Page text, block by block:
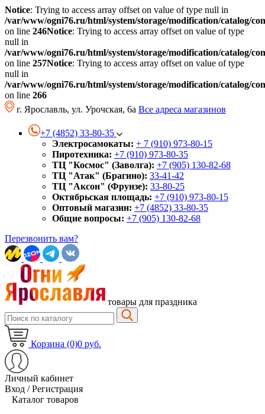
Notice: Trying to access array offset on value of type null in
/var/www/ogni76.ru/html/system/storage/modification/catalog/
on line 246Notice: Trying to access array offset on value of type
null in
/var/www/ogni76.ru/html/system/storage/modification/catalog/
on line 257Notice: Trying to access array offset on value of type
null in
/var/www/ogni76.ru/html/system/storage/modification/catalog/
on line 266
г. Ярославль, ул. Урочская, 6а Все адреса магазинов
+7 (4852) 33-80-35
Электросамокаты: + 7 (910) 973-80-15
Пиротехника: +7 (910) 973-80-35
ТЦ "Космос" (Заволга): +7 (905) 130-82-68
ТЦ "Атак" (Брагино): 33-41-42
ТЦ "Аксон" (Фрунзе): 33-80-25
Октябрьская площадь: +7 (910) 973-80-15
Оптовый магазин: +7 (4852) 33-80-35
Общие вопросы: +7 (905) 130-82-68
Перезвонить вам?
товары для праздника
Корзина (0)0 руб.
Личный кабинет
Вход / Регистрация
Каталог товаров